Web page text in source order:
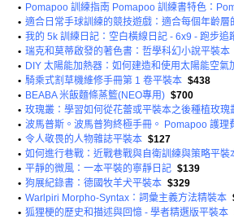
•
• 適合日常手球訓練的競技遊戲：適合每個年齡層
• 我的 5k 訓練日記：空白橫線日記 - 6x9 - 跑步追
• 瑞克和莫蒂啟發的著色書：哲學科幻小說平裝本
•
• 騎乘式割草機維修手冊第 1 卷平裝本 $438
• BEABA 米飯麵條蒸籃(NEO專用) $700
• 玫瑰叢：學習如何從花蕾或平裝本之後種植玫瑰
•
• 令人敬畏的人物雜誌平裝本 $127
• 如何進行巷戰：近戰巷戰與自衛訓練與策略平裝
• 平靜的微風：一本平裝的寧靜日記 $139
• 狗展紀錄書：德國牧羊犬平裝本 $329
• Warlpiri Morpho-Syntax：詞彙主義方法精裝本
• 狐狸梗的歷史和描述與回憶 - 學者精選版平裝本